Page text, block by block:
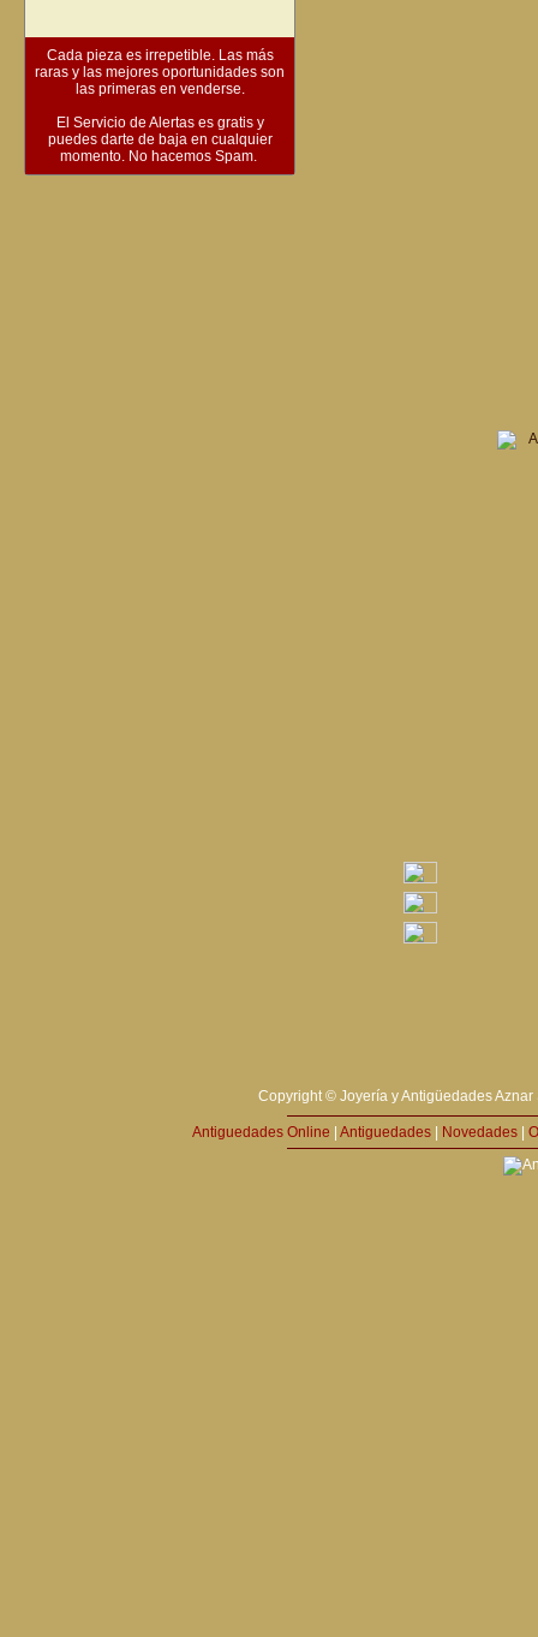
Cada pieza es irrepetible. Las más
raras y las mejores oportunidades son
las primeras en venderse.
El Servicio de Alertas es gratis y
puedes darte de baja en cualquier
momento. No hacemos Spam.
Copyright © Joyería y Antigüedades
Antiguedades Online Antiguedades Novedades